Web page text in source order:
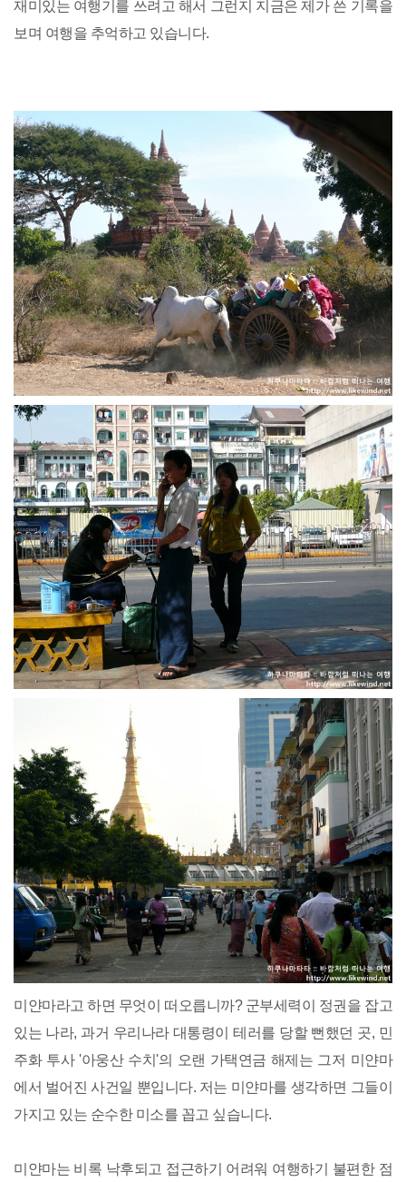
재미있는 여행기를 쓰려고 해서 그런지 지금은 제가 쓴 기록을
보며 여행을 추억하고 있습니다.
미얀마라고 하면 무엇이 떠오릅니까? 군부세력이 정권을 잡고
있는 나라, 과거 우리나라 대통령이 테러를 당할 뻔했던 곳, 민
주화 투사 '아웅산 수치'의 오랜 가택연금 해제는 그저 미얀마
에서 벌어진 사건일 뿐입니다. 저는 미얀마를 생각하면 그들이
가지고 있는 순수한 미소를 꼽고 싶습니다.
미얀마는 비록 낙후되고 접근하기 어려워 여행하기 불편한 점